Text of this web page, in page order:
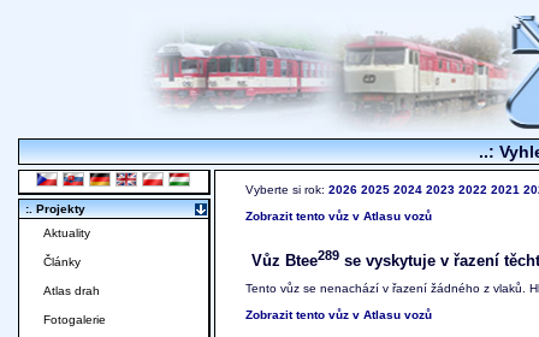
..:
Vyberte si rok: 2026 2025 2024 2023 2022 2021
Zobrazit tento vůz v Atlasu vozů
Vůz Btee289 se vyskytuje v řazení
Tento vůz se nenachází v řazení žádného z vlaků.
Zobrazit tento vůz v Atlasu vozů
:. Projekty
Aktuality
Články
Atlas drah
Fotogalerie